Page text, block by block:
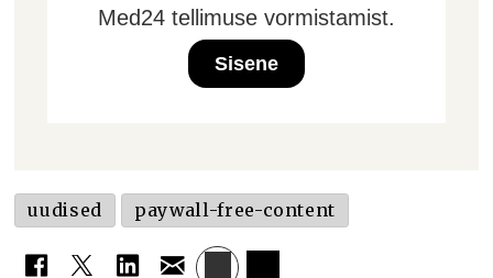
Med24 tellimuse vormistamist.
Sisene
uudised paywall-free-content